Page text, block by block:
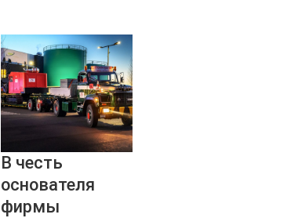
В честь
основателя
фирмы